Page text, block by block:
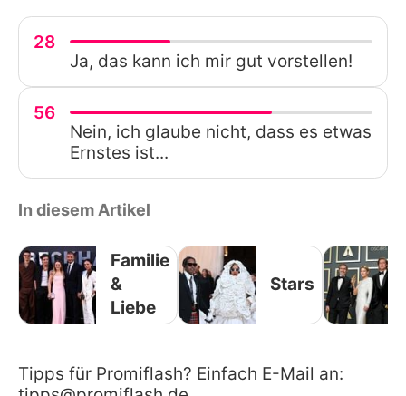
28
Ja, das kann ich mir gut vorstellen!
56
Nein, ich glaube nicht, dass es etwas
Ernstes ist...
In diesem Artikel
Familie
&
Liebe
Stars
Tipps für Promiflash? Einfach E-Mail an: